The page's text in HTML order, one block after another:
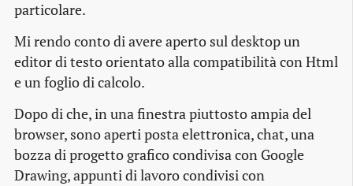
particolare.
Mi rendo conto di avere aperto sul desktop un
editor di testo orientato alla compatibilità con Html
e un foglio di calcolo.
Dopo di che, in una finestra piuttosto ampia del
browser, sono aperti posta elettronica, chat, una
bozza di progetto grafico condivisa con Google
Drawing, appunti di lavoro condivisi con